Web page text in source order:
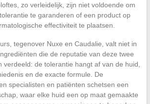
zo verleidelijk, zijn niet voldoende om
te garanderen of een product op
effectiviteit te plaatsen.
tegenover Nuxe en Caudalie, valt niet in
die de reputatie van deze twee
verdeeld: de tolerantie hangt af van de huid,
en de exacte formule. De
specialisten en patiënten schetsen een
waar elke huid een op maat gemaakte